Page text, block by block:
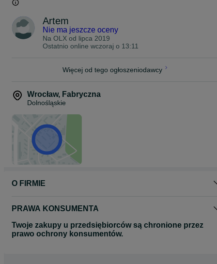
ustalenia indywidualnie).
Płatność: Przelew bankowy lub spotkanie osobiste we Wrocławiu
Istnieje możliwość wymiany
Zobacz moje inne aukcje!
Artem
Nie ma jeszcze oceny
Na OLX od lipca 2019
Ostatnio online wczoraj o 13:11
Więcej od tego ogłoszeniodawcy
Wrocław, Fabryczna
Dolnośląskie
O FIRMIE
PRAWA KONSUMENTA
Twoje zakupy u przedsiębiorców są chronione przez
prawo ochrony konsumentów.